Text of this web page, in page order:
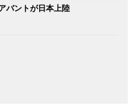
バントが日本上陸